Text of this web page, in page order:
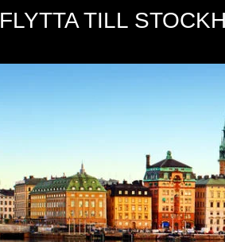
FLYTTA TILL